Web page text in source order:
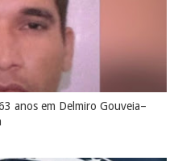
anos em Delmiro Gouveia–